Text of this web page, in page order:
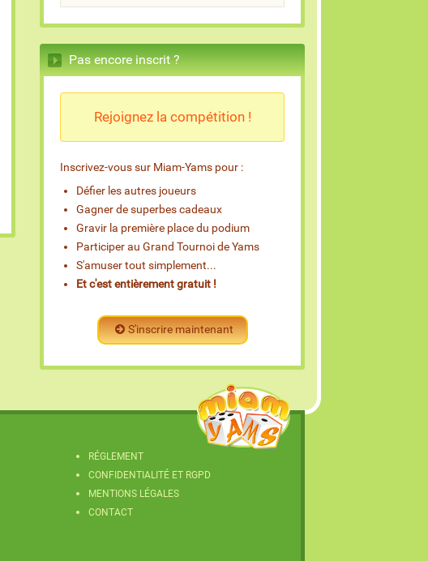
Pas encore inscrit ?
Rejoignez la compétition !
Inscrivez-vous sur Miam-Yams pour :
Défier les autres joueurs
Gagner de superbes cadeaux
Gravir la première place du podium
Participer au Grand Tournoi de Yams
S'amuser tout simplement...
Et c'est entièrement gratuit !
S'inscrire maintenant
RÉGLEMENT
CONFIDENTIALITÉ ET RGPD
MENTIONS LÉGALES
CONTACT